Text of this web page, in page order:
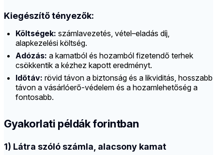
Kiegészítő tényezők:
Költségek: számlavezetés, vétel–eladás díj,
alapkezelési költség.
Adózás: a kamatból és hozamból fizetendő terhek
csökkentik a kézhez kapott eredményt.
Időtáv: rövid távon a biztonság és a likviditás, hosszabb
távon a vásárlóerő-védelem és a hozamlehetőség a
fontosabb.
Gyakorlati példák forintban
1) Látra szóló számla, alacsony kamat